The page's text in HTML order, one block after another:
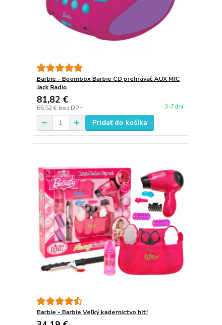
Barbie - Boombox Barbie CD prehrávač AUX MIC
Jack Radio
81,82 €
66,52 € bez DPH 3-7 dní
Pridať do košíka
Barbie - Barbie Veľký kaderníctvo hit!